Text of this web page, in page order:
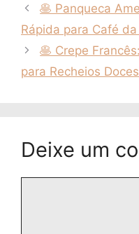
🥞 Panqueca
Rápida para Café
🥞 Crepe
para Recheios
Deixe um